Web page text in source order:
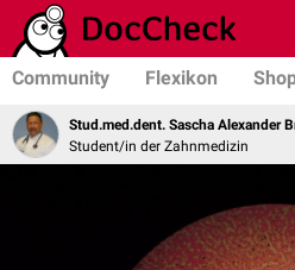
Community Flexikon
Stud.med.dent. Sascha Alexander
Student/in der Zahnmedizin